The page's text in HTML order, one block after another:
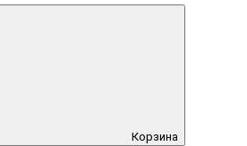
Корзина